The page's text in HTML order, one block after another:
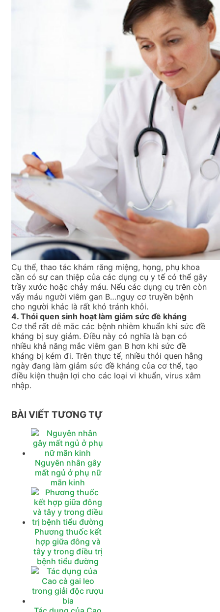
Cụ thể, thao tác khám răng miệng, họng, phụ khoa
cần có sự can thiệp của các dụng cụ y tế có thể gây
trầy xước hoặc chảy máu. Nếu các dụng cụ trên còn
vấy máu người viêm gan B…nguy cơ truyền bệnh
cho người khác là rất khó tránh khỏi.
4. Thói quen sinh hoạt làm giảm sức đề kháng
Cơ thể rất dễ mắc các bệnh nhiễm khuẩn khi sức đề
kháng bị suy giảm. Điều này có nghĩa là bạn có
nhiều khả năng mắc viêm gan B hơn khi sức đề
kháng bị kém đi. Trên thực tế, nhiều thói quen hằng
ngày đang làm giảm sức đề kháng của cơ thể, tạo
điều kiện thuận lợi cho các loại vi khuẩn, virus xâm
nhập.
BÀI VIẾT TƯƠNG TỰ
Nguyên nhân gây
mất ngủ ở phụ nữ
mãn kinh
Phương thuốc kết
hợp giữa đông và
tây y trong điều trị
bệnh tiểu đường